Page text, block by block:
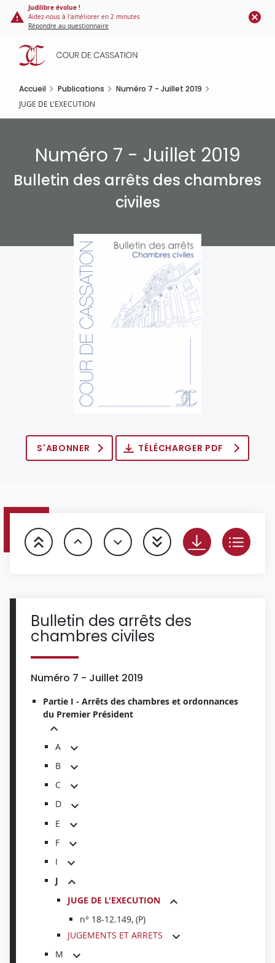
Panneau de gestion des cookies
contenu
principal
Judilibre évolue !
Aidez-nous à l'améliorer en 2 minutes
Répondre au questionnaire
Accueil Publications Numéro 7 - Juillet 2019
JUGE DE L'EXECUTION
Numéro 7 - Juillet 2019
Bulletin des arrêts des chambres
civiles
S'ABONNER TÉLÉCHARGER PDF
Bulletin des arrêts des
chambres civiles
Numéro 7 - Juillet 2019
Partie I - Arrêts des chambres et ordonnances
du Premier Président
A
B
C
D
E
F
I
J
JUGE DE L'EXECUTION
n° 18-12.149, (P)
JUGEMENTS ET ARRETS
M